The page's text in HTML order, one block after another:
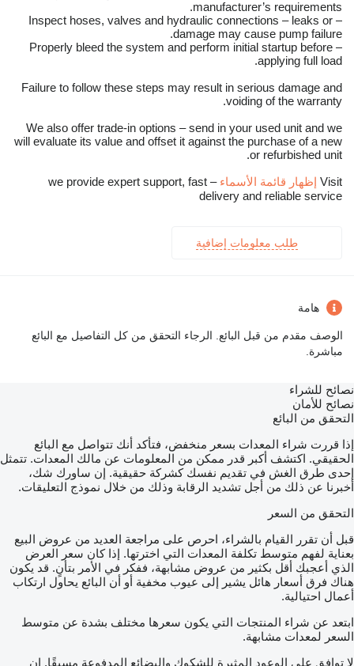
manufacturer’s requirements.
– Inspect hoses, valves and hydraulic connections – leaks or
damage may cause pump failure.
– Properly bleed the system and perform initial startup before
applying full load.
Failure to follow these steps may result in serious damage and
voiding of the warranty.
We also offer trade-in options – send in your used unit and we
will evaluate its value and offset it against the purchase of a new
or refurbished unit.
Visit إظهار قائمة الأسماء
– we provide expert support, fast
delivery and reliable service
طلب معلومات إضافية
هامة
الوصف مقدم من قبل البائع. الرجاء التحقق من كل التفاصيل مع البائع
مباشرة.
نصائح للشراء
نصائح للأمان
التحقق من البائع
إذا قررت شراء المعدات بسعر منخفض، فتأكد أنك تتواصل مع البائع
الحقيقي. اكتشف أكبر قدر ممكن من المعلومات عن مالك المعدات. تتمثل
إحدى طرق الغش في تقديم نفسك كشركة حقيقية. إن ساورك شك،
أخبرنا عن ذلك من أجل تشديد الرقابة وذلك من خلال نموذج التعليقات.
التحقق من السعر
قبل أن تقرر القيام بالشراء، احرص على مراجعة العديد من عروض البيع
بعناية لفهم متوسط تكلفة المعدات التي اخترتها. إذا كان سعر العرض
الذي أعجبك أقل بكثير من عروض مشابهة، ففكر في الأمر بتأنٍ. قد يكون
هناك فرق أسعار هائل يشير إلى عيوب مخفية أو أن البائع يحاول ارتكاب
أعمال احتيالية.
ابتعد عن شراء المنتجات التي يكون سعرها مختلف بشدة عن متوسط
السعر لمعدات مشابهة.
لا توافق على الوعود المثيرة للشكوك والبضائع المدفوعة مسبقًا. إن